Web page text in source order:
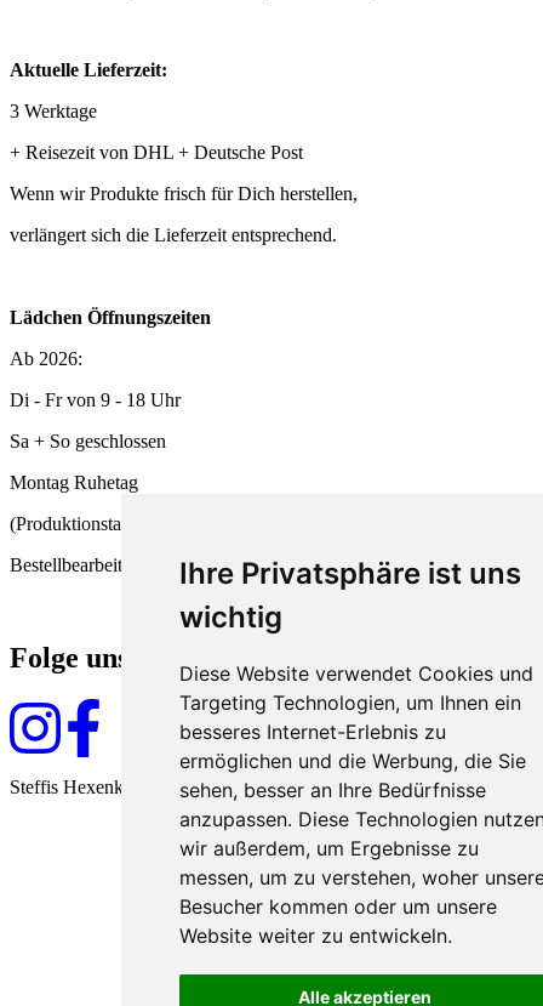
Ihre Privatsphäre ist uns
wichtig
Diese Website verwendet Cookies und
Targeting Technologien, um Ihnen ein
besseres Internet-Erlebnis zu
ermöglichen und die Werbung, die Sie
sehen, besser an Ihre Bedürfnisse
anzupassen. Diese Technologien
wir außerdem, um Ergebnisse zu
messen, um zu verstehen, woher
Besucher kommen oder um unsere
Website weiter zu entwickeln.
Alle akzeptieren
Aktuelle Lieferzeit:
3 Werktage
+ Reisezeit von DHL + Deutsche Post
Wenn wir Produkte frisch für Dich herstellen,
verlängert sich die Lieferzeit entsprechend.
Lädchen Öffnungszeiten
Ab 2026:
Di - Fr von 9 - 18 Uhr
Sa + So geschlossen
Montag Ruhetag
(Produktionstag und
Bestellbearbeitung)
Folge uns
Steffis Hexenküche seit 2009